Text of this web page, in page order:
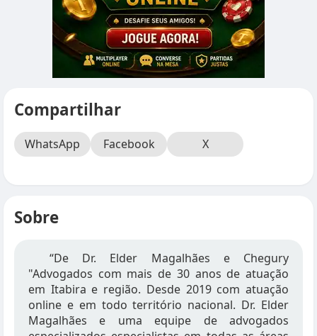
Compartilhar
WhatsApp Facebook X
Sobre
“De Dr. Elder Magalhães e Chegury
"Advogados com mais de 30 anos de atuação
em Itabira e região. Desde 2019 com atuação
online e em todo território nacional. Dr. Elder
Magalhães e uma equipe de advogados